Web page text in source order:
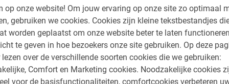
op onze website! Om jouw ervaring op onze site zo optimaal
gebruiken we cookies. Cookies zijn kleine tekstbestandjes
worden geplaatst om onze website beter te laten
te geven in hoe bezoekers onze site gebruiken. Op deze
lezen over de verschillende soorten cookies die we gebruiken:
Comfort en Marketing cookies. Noodzakelijke cookies
voor de basisfunctionaliteiten, comfortcookies verbeteren
stops.
4.9 (22)
V.a. € 70,-
Heel goed